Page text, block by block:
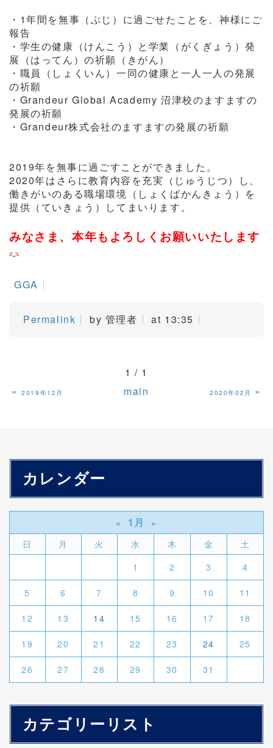
・1年間を無事（ぶじ）に過ごせたことを、神様にご
報告
・学生の健康（けんこう）と学業（がくぎょう）発
展（はってん）の祈願（きがん）
・職員（しょくいん）一同の健康と一人一人の発展
の祈願
・Grandeur Global Academy 沼津校のますますの
発展の祈願
・Grandeur株式会社のますますの発展の祈願
2019年を無事に過ごすことができました。
2020年はさらに教育内容を充実（じゅうじつ）し、
働きがいのある職場環境（しょくばかんきょう）を
提供（ていきょう）してまいります。
みなさま、本年もよろしくお願いいたします
GGA
Permalink by 管理者 at 13:35
1 / 1
«2019年12月 main 2020年02月 »
カレンダー
« 1月
»
日
月 火 水 木 金
土
1
2 3 4
5 6 7 8 9 10 11
12 13 14 15 16 17 18
19 20 21 22 23 24 25
26 27 28 29 30 31
カテゴリーリスト